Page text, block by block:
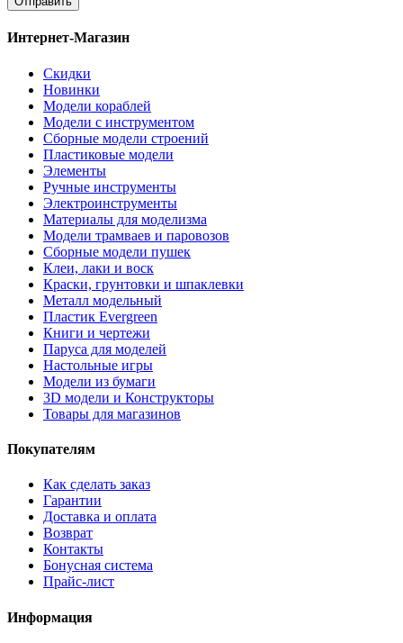
Интернет-Магазин
Скидки
Новинки
Модели кораблей
Модели с инструментом
Сборные модели строений
Пластиковые модели
Элементы
Ручные инструменты
Электроинструменты
Материалы для моделизма
Модели трамваев и паровозов
Сборные модели пушек
Клеи, лаки и воск
Краски, грунтовки и шпаклевки
Металл модельный
Пластик Evergreen
Книги и чертежи
Паруса для моделей
Настольные игры
Модели из бумаги
3D модели и Конструкторы
Товары для магазинов
Покупателям
Как сделать заказ
Гарантии
Доставка и оплата
Возврат
Контакты
Бонусная система
Прайс-лист
Информация